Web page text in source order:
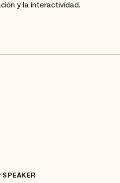
y la interactividad.